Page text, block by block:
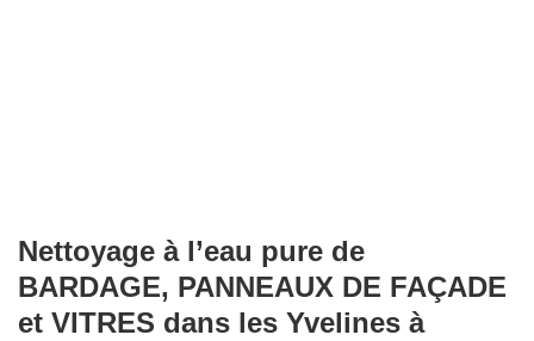
Nettoyage à l’eau pure de
BARDAGE, PANNEAUX DE FAÇADE
et VITRES dans les Yvelines à